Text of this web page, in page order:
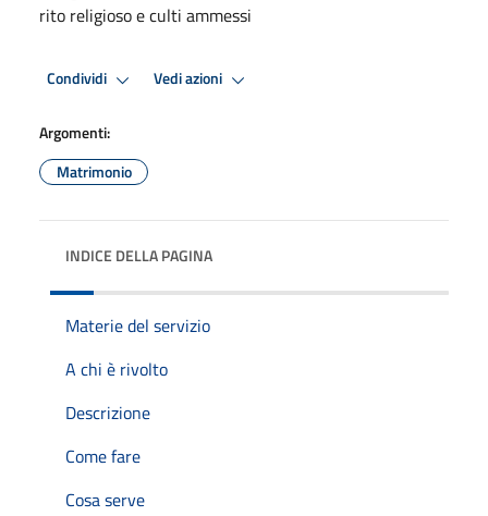
rito religioso e culti ammessi
Condividi Vedi azioni
Argomenti:
Matrimonio
INDICE DELLA PAGINA
Materie del servizio
A chi è rivolto
Descrizione
Come fare
Cosa serve